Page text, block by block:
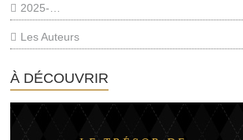
2025-…
Les Auteurs
À DÉCOUVRIR